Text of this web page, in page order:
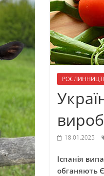
18.01.2025
Іспанія
обганяють